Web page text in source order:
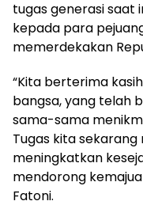
tugas generasi saat
kepada para
memerdekakan
“Kita berterima
bangsa, yang telah
sama-sama
Tugas kita
meningkatkan
mendorong
Fatoni.